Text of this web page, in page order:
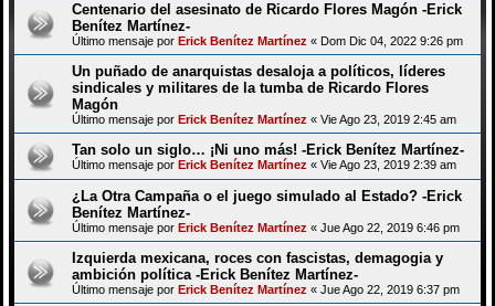
Centenario del asesinato de Ricardo Flores Magón -Erick
Benítez Martínez-
Último mensaje por Erick Benítez Martínez « Dom Dic 04, 2022 9:26 pm
Un puñado de anarquistas desaloja a políticos, líderes
sindicales y militares de la tumba de Ricardo Flores
Magón
Último mensaje por Erick Benítez Martínez « Vie Ago 23, 2019 2:45 am
Tan solo un siglo… ¡Ni uno más! -Erick Benítez Martínez-
Último mensaje por Erick Benítez Martínez « Vie Ago 23, 2019 2:39 am
¿La Otra Campaña o el juego simulado al Estado? -Erick
Benítez Martínez-
Último mensaje por Erick Benítez Martínez « Jue Ago 22, 2019 6:46 pm
Izquierda mexicana, roces con fascistas, demagogia y
ambición política -Erick Benítez Martínez-
Último mensaje por Erick Benítez Martínez « Jue Ago 22, 2019 6:37 pm